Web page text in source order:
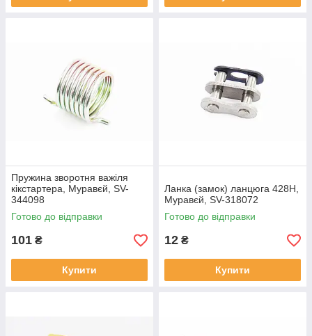
Пружина зворотня важіля
кікстартера, Муравєй, SV-
344098
Готово до відправки
101 ₴
Купити
Ланка (замок) ланцюга 428H,
Муравєй, SV-318072
Готово до відправки
12 ₴
Купити